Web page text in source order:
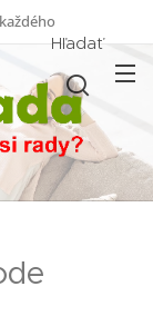
Hľadať